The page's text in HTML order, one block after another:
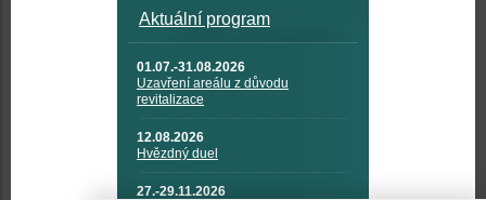
Aktuální program
01.07.-31.08.2026
Uzavření areálu z důvodu
revitalizace
12.08.2026
Hvězdný duel
27.-29.11.2026